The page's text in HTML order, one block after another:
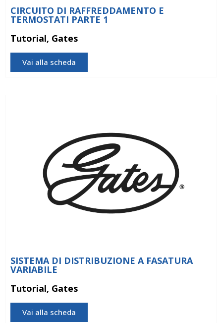
CIRCUITO DI RAFFREDDAMENTO E
TERMOSTATI PARTE 1
Tutorial, Gates
Vai alla scheda
SISTEMA DI DISTRIBUZIONE A FASATURA
VARIABILE
Tutorial, Gates
Vai alla scheda